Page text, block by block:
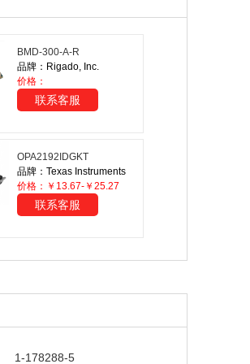
BMD-300-A-R
品牌：Rigado, Inc.
价格：
联系客服
OPA2192IDGKT
品牌：Texas Instruments
价格：￥13.67-￥25.27
联系客服
1-178288-5